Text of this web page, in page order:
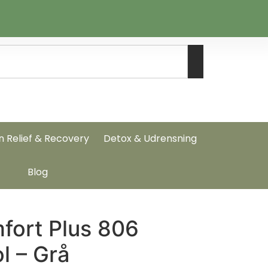
Relief & Recovery Detox & Udrensning
Blog
Plus 806
– Grå